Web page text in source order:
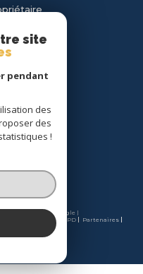
powered by Google |
Charte RGPD
Partenaires
site
pendant
des
des
!